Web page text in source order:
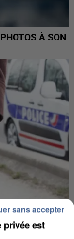
À SON
DE LA DZ
privée est
sans accepter